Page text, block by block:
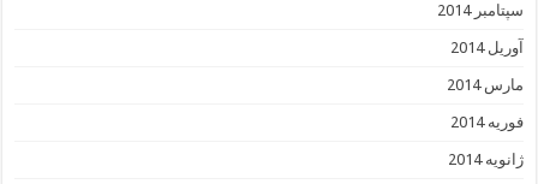
سپتامبر 2014
آوریل 2014
مارس 2014
فوریه 2014
ژانویه 2014